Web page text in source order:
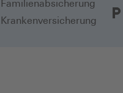
Familienabsicherung
Krankenversicherung